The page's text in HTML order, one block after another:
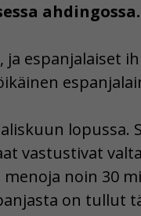
ahdingossa.
ja espanjalaiset
vastustivat
noin 30
on tullut